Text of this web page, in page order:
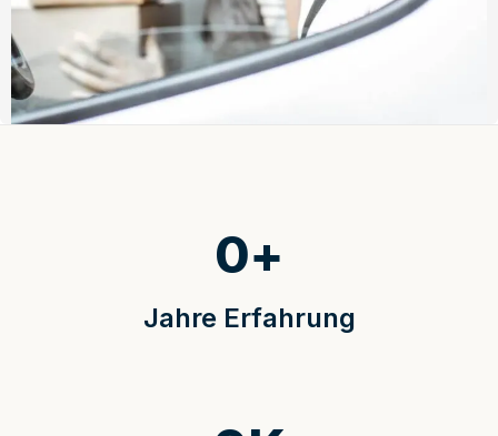
Jahre Erfahrung
0+